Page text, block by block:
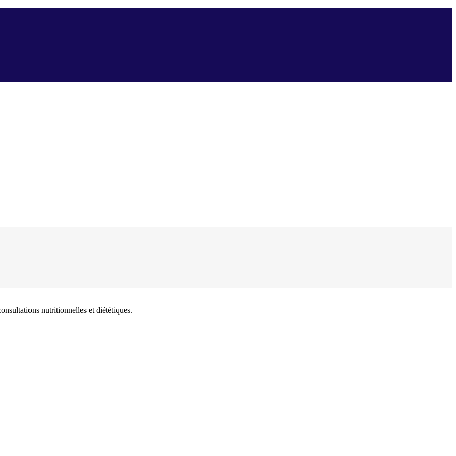
nutritionnelles et diététiques.